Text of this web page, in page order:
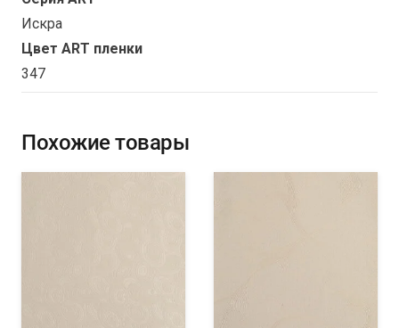
Искра
Цвет ART пленки
347
Похожие товары